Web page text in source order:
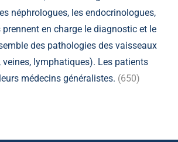
néphrologues, les endocrinologues,
en charge le diagnostic et le
des pathologies des vaisseaux
veines, lymphatiques). Les patients
médecins généralistes. (650)